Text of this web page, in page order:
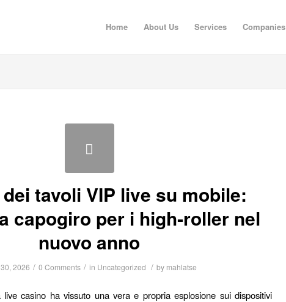
Home About Us Services Companies
tavoli VIP live su mobile:
capogiro per i high‑roller nel
nuovo anno
2026 / 0 Comments / in Uncategorized / by mahlatse
casino ha vissuto una vera e propria esplosione sui dispositivi